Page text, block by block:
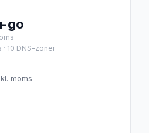
go
· 10 DNS-zoner
moms